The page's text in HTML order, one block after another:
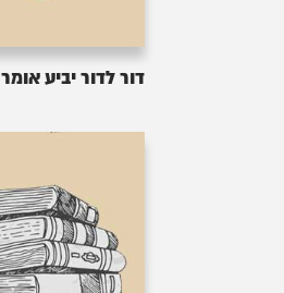
דור לדור יביע אומר